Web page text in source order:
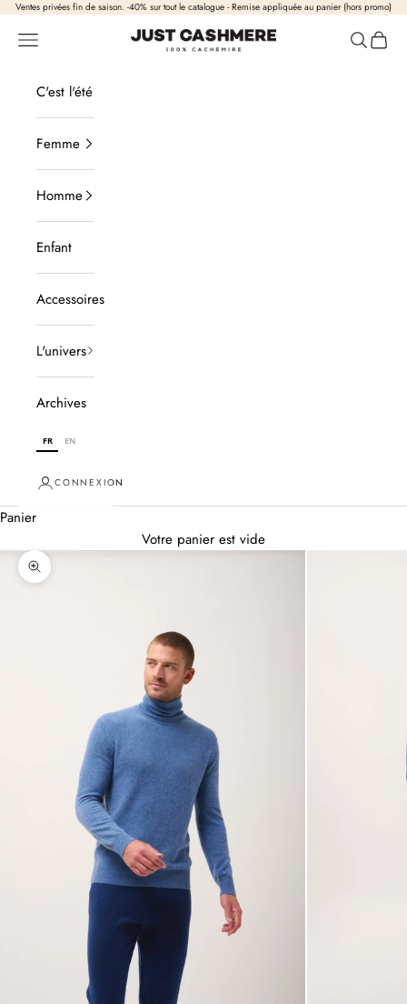
Passer au contenu
Ventes privées fin de saison. -40% sur tout le catalogue - Remise appliquée au panier (hors promo)
Just Cashmere
Ouvrir la navigation Ouvrir la
Voir
C'est l'été
Femme
Homme
Enfant
Accessoires
L'univers
Archives
FR EN
CONNEXION
Panier
Votre panier est vide
Zoomer sur l'image